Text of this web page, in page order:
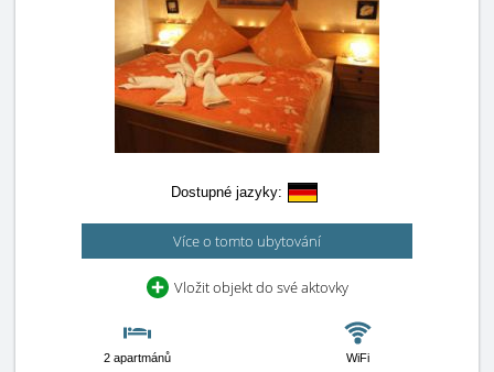
Dostupné jazyky:
Více o tomto ubytování
Vložit objekt do své aktovky
2 apartmánů WiFi